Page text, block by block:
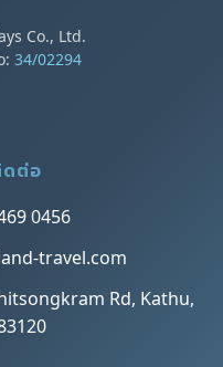
Co., Ltd.
34/02294
ดต่อ
0456
travel.com
Rd, Kathu,